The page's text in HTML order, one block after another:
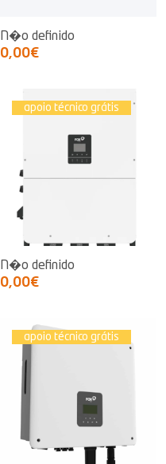
N�o definido
0,00€
apoio técnico grátis
N�o definido
0,00€
apoio técnico grátis